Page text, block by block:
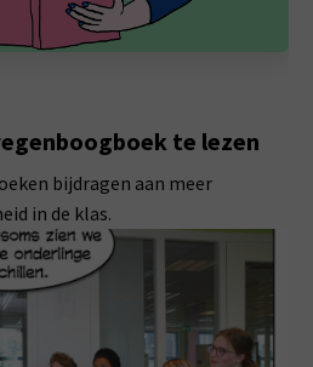
te lezen
bijdragen aan meer
in de klas.